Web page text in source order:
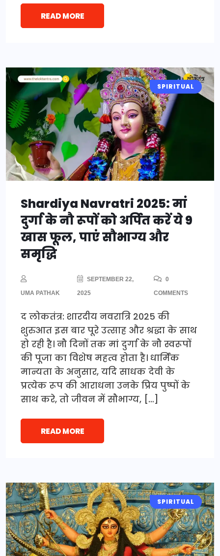
READ MORE
SPIRITUAL
Shardiya Navratri 2025: मां
दुर्गा के नौ रूपों को अर्पित करें ये 9
खास फूल, पाएं सौभाग्य और
समृद्धि
UMA PATHAK
SEPTEMBER 22,
2025
0
COMMENTS
द लोकतंत्र: शारदीय नवरात्रि 2025 की
शुरुआत इस बार पूरे उत्साह और श्रद्धा के साथ
हो रही है। नौ दिनों तक मां दुर्गा के नौ स्वरूपों
की पूजा का विशेष महत्व होता है। धार्मिक
मान्यता के अनुसार, यदि साधक देवी के
प्रत्येक रूप की आराधना उनके प्रिय पुष्पों के
साथ करे, तो जीवन में सौभाग्य, […]
READ MORE
SPIRITUAL